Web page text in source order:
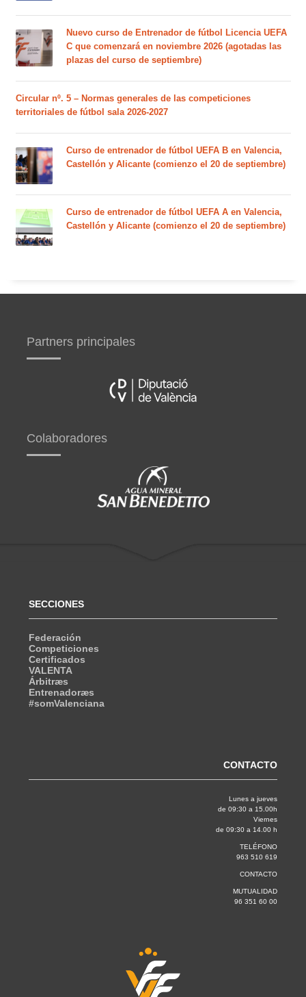
Nuevo curso de Entrenador de fútbol Licencia UEFA
C que comenzará en noviembre 2026 (agotadas las
plazas del curso de septiembre)
Circular nº. 5 – Normas generales de las competiciones
territoriales de fútbol sala 2026-2027
Curso de entrenador de fútbol UEFA B en Valencia,
Castellón y Alicante (comienzo el 20 de septiembre)
Curso de entrenador de fútbol UEFA A en Valencia,
Castellón y Alicante (comienzo el 20 de septiembre)
Partners principales
Colaboradores
SECCIONES
Federación
Competiciones
Certificados
VALENTA
Árbitræs
Entrenadoræs
#somValenciana
CONTACTO
Lunes a jueves
de 09:30 a 15.00h
Viernes
de 09:30 a 14.00 h
TELÉFONO
963 510 619
CONTACTO
MUTUALIDAD
96 351 60 00